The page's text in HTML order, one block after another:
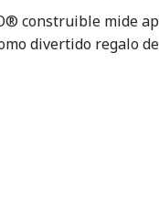
construible mide
divertido regalo